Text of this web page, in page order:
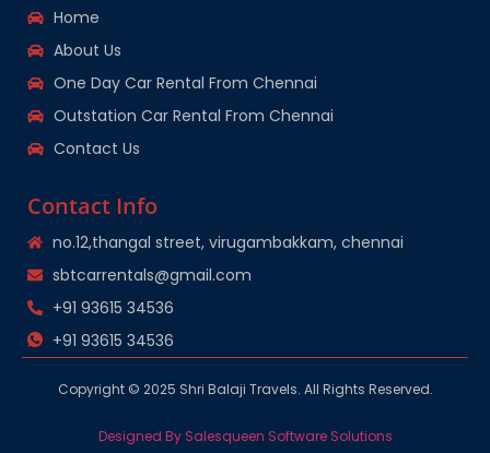
Home
About Us
One Day Car Rental From Chennai
Outstation Car Rental From Chennai
Contact Us
Contact Info
no.12,thangal street, virugambakkam, chennai
sbtcarrentals@gmail.com
+91 93615 34536
+91 93615 34536
Copyright © 2025 Shri Balaji Travels. All Rights Reserved.
Designed By Salesqueen Software Solutions